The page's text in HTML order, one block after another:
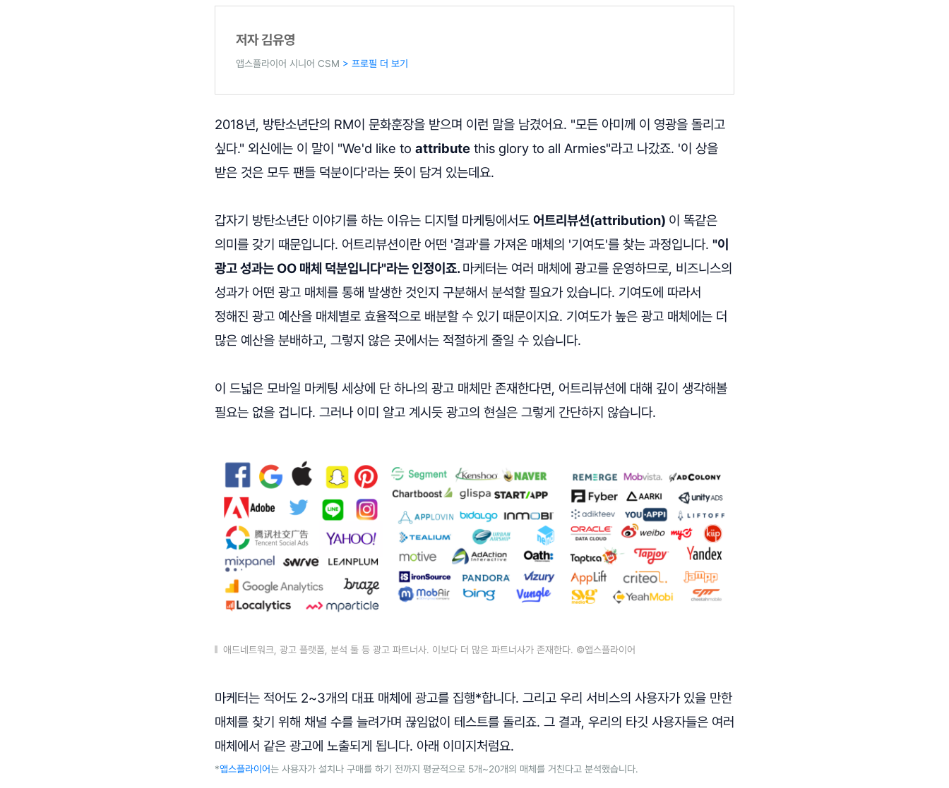
저자 김유영
앱스플라이어 시니어 CSM > 프로필 더 보기
2018년, 방탄소년단의 RM이 문화훈장을 받으며 이런 말을 남겼어요. "모든 아미께 이 영광을 돌리고
싶다." 외신에는 이 말이 "We'd like to attribute this glory to all Armies"라고 나갔죠. '이 상을
받은 것은 모두 팬들 덕분이다'라는 뜻이 담겨 있는데요.
갑자기 방탄소년단 이야기를 하는 이유는 디지털 마케팅에서도 어트리뷰션(attribution) 이 똑같은
의미를 갖기 때문입니다. 어트리뷰션이란 어떤 '결과'를 가져온 매체의 '기여도'를 찾는 과정입니다. "이
광고 성과는 OO 매체 덕분입니다"라는 인정이죠.마케터는 여러 매체에 광고를 운영하므로, 비즈니스의
성과가 어떤 광고 매체를 통해 발생한 것인지 구분해서 분석할 필요가 있습니다. 기여도에 따라서
정해진 광고 예산을 매체별로 효율적으로 배분할 수 있기 때문이지요. 기여도가 높은 광고 매체에는 더
많은 예산을 분배하고, 그렇지 않은 곳에서는 적절하게 줄일 수 있습니다.
이 드넓은 모바일 마케팅 세상에 단 하나의 광고 매체만 존재한다면, 어트리뷰션에 대해 깊이 생각해볼
필요는 없을 겁니다. 그러나 이미 알고 계시듯 광고의 현실은 그렇게 간단하지 않습니다.
애드네트워크, 광고 플랫폼, 분석 툴 등 광고 파트너사. 이보다 더 많은 파트너사가 존재한다. ©앱스플라이어
마케터는 적어도 2~3개의 대표 매체에 광고를 집행*합니다. 그리고 우리 서비스의 사용자가 있을 만한
매체를 찾기 위해 채널 수를 늘려가며 끊임없이 테스트를 돌리죠. 그 결과, 우리의 타깃 사용자들은 여러
매체에서 같은 광고에 노출되게 됩니다. 아래 이미지처럼요.
*앱스플라이어는 사용자가 설치나 구매를 하기 전까지 평균적으로 5개~20개의 매체를 거친다고 분석했습니다.